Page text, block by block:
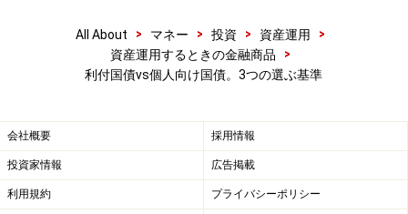
All About > マネー > 投資 > 資産運用
>
資産運用するときの金融商品
>
利付国債vs個人向け国債。3つの選ぶ基準
会社概要 採用情報
投資家情報 広告掲載
利用規約 プライバシーポリシー